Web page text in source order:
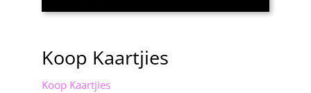
Koop Kaartjies
Koop Kaartjies